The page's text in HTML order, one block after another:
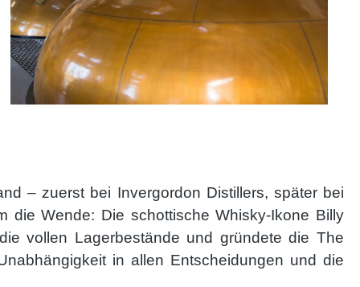
– zuerst bei Invergordon Distillers, später bei
die Wende: Die schottische Whisky-Ikone Billy
vollen Lagerbestände und gründete die The
in allen Entscheidungen und die